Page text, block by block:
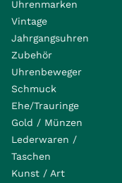
Uhrenmarken
Vintage
Jahrgangsuhren
Zubehör
Uhrenbeweger
Schmuck
Ehe/Trauringe
Gold / Münzen
Lederwaren /
Taschen
Kunst / Art